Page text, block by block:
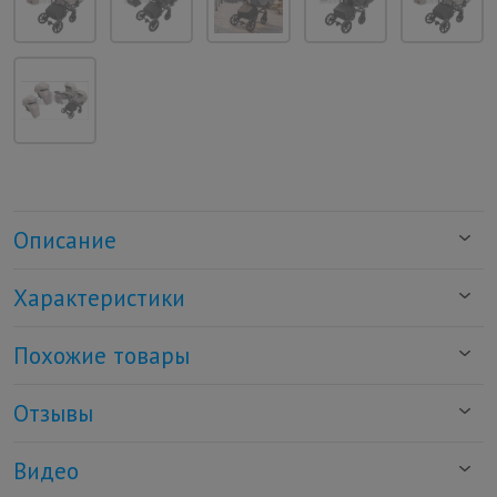
Описание
Характеристики
Похожие товары
Отзывы
Видео